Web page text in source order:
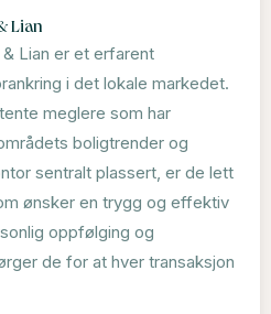
Lian
Lian er et erfarent
i det lokale markedet.
meglere som har
boligtrender og
sentralt plassert, er de lett
ønsker en trygg og effektiv
oppfølging og
de for at hver transaksjon